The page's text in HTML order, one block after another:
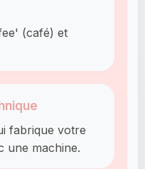
(café) et
fabrique votre
une machine.